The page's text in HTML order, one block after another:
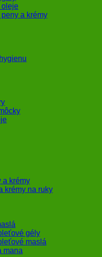
oleje
a krémy
a krémy
krémy na ruky
gély
maslá
mana